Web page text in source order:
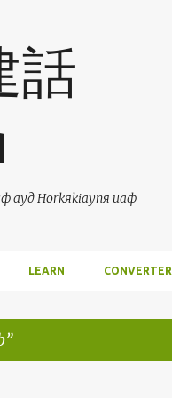
話
ayд Horkяkiaynя uaф
LEARN CONVERTER